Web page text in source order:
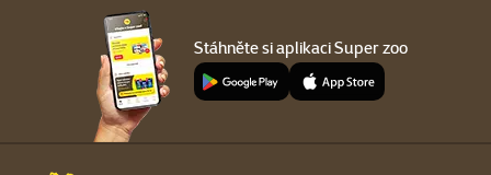
Stáhněte si aplikaci Super zoo